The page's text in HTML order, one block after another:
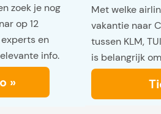
zoek je nog
op 12
en
info.
»
Met welke
vakantie naar
tussen KLM,
is belangrijk